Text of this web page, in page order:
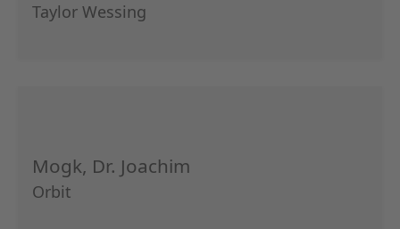
Taylor Wessing
Mogk, Dr. Joachim
Orbit